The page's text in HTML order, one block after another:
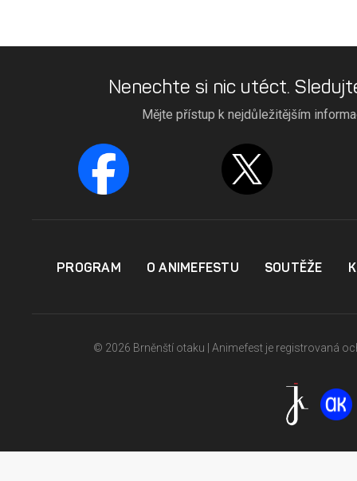
Nenechte si nic utéct.
Mějte přístup k nejdůležitějším
PROGRAM O ANIMEFESTU SOUTĚŽE
© 2026 Brněnští otaku | Animefest je registrovaná